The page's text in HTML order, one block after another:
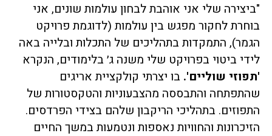
"ביצירה שלי אני אוהבת לבחון עולמות שונים, אני
בוחרת לחקור מפגש בין עולמות (לדוגמת פרויקט
הגמר), התמקדות בתהליכים של התכלות ובלייה באה
לידי ביטוי בפרויקט שלי משנה ג׳ בלימודים, הנקרא
'תפוזי שוליים'. בו יצרתי קולקציית אריגים
שהתפתחה והתבססה מהצבעוניות והטקסטורות של
התפוזים. בתהליכי הריקבון שלהם בצידי הפרדסים.
הזיכרונות והחוויות נאספות ונטמעות במשך החיים